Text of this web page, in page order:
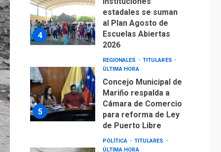
4
estadales se suman
al Plan Agosto de
Escuelas Abiertas
2026
5
REGIONALES
TITULARES
ÚLTIMA HORA
Concejo Municipal de
Mariño respalda a
Cámara de Comercio
para reforma de Ley
de Puerto Libre
POLÍTICA
TITULARES
ÚLTIMA HORA